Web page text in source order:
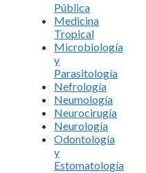
Pública
Medicina
Tropical
Microbiología
y
Parasitología
Nefrología
Neumología
Neurocirugía
Neurología
Odontología
y
Estomatología